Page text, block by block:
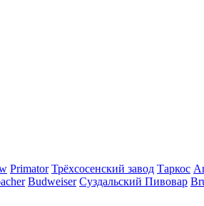
Primator Трёхсосенский завод Таркос
Budweiser Суздальский Пивовар